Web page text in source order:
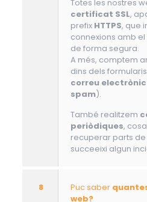
Totes les nostres
certificat SSL,
prefix HTTPS, que
connexions amb
de forma segura.
A més, comptem
dins dels
correu
spam).
També realitzem
periòdiques,
recuperar parts
succeeixi algun
8 Puc saber
web?